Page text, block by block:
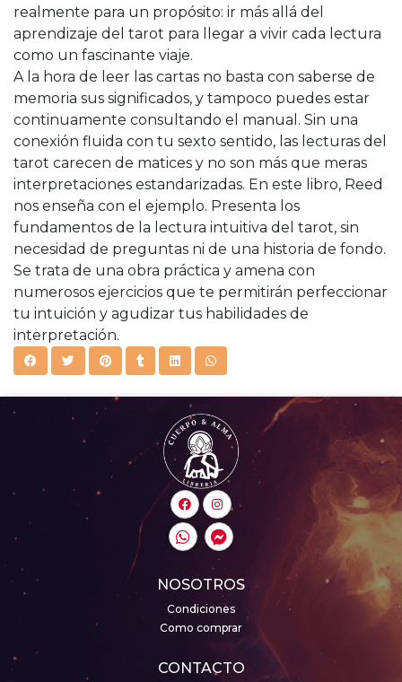
realmente para un propósito: ir más allá del
aprendizaje del tarot para llegar a vivir cada lectura
como un fascinante viaje.
A la hora de leer las cartas no basta con saberse de
memoria sus significados, y tampoco puedes estar
continuamente consultando el manual. Sin una
conexión fluida con tu sexto sentido, las lecturas del
tarot carecen de matices y no son más que meras
interpretaciones estandarizadas. En este libro, Reed
nos enseña con el ejemplo. Presenta los
fundamentos de la lectura intuitiva del tarot, sin
necesidad de preguntas ni de una historia de fondo.
Se trata de una obra práctica y amena con
numerosos ejercicios que te permitirán perfeccionar
tu intuición y agudizar tus habilidades de
interpretación.
NOSOTROS
Condiciones
Como comprar
CONTACTO